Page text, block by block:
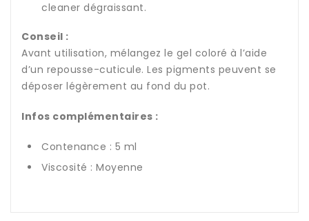
cleaner dégraissant.
Conseil :
Avant utilisation, mélangez le gel coloré à l’aide
d’un repousse-cuticule. Les pigments peuvent se
déposer légèrement au fond du pot.
Infos complémentaires :
Contenance : 5 ml
Viscosité : Moyenne